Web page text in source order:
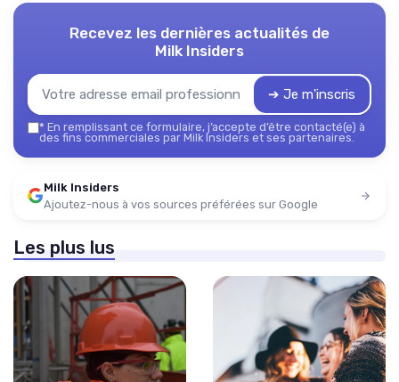
Recevez les dernières actualités de
Milk Insiders
➔ Je m'inscris
* En remplissant ce formulaire, j’accepte d’être contacté(e) à
des fins commerciales par Milk Insiders et ses partenaires.
Milk Insiders
Ajoutez-nous à vos sources préférées sur Google
Les plus lus